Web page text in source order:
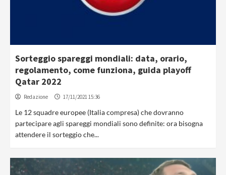
Sorteggio spareggi mondiali: data, orario,
regolamento, come funziona, guida playoff
Qatar 2022
Redazione 17/11/2021 15:36
Le 12 squadre europee (Italia compresa) che dovranno
partecipare agli spareggi mondiali sono definite: ora bisogna
attendere il sorteggio che...